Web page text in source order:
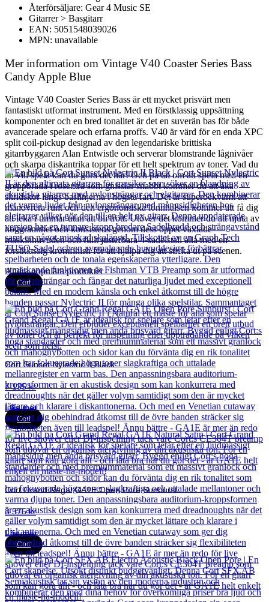
Återförsäljare: Gear 4 Music SE
Gitarrer > Basgitarr
EAN: 5051548039026
MPN: unavailable
Mer information om Vintage V40 Coaster Series Bass
Candy Apple Blue
Vintage V40 Coaster Series Bass är ett mycket prisvärt men
fantastiskt utformat instrument. Med en förstklassig uppsättning
komponenter och en bred tonalitet är det en suverän bas för både
avancerade spelare och erfarna proffs. V40 är värd för en enda XPC
split coil-pickup designad av den legendariske brittiska
gitarrbyggaren Alan Entwistle och serverar blomstrande lågnivåer
och skarpa diskantrika toppar för ett helt spektrum av toner. Vad du
än vill spela kan du göra det här! Och på tal om att spela med en
greppbräda i rosenträ som gnisslar snabbt kommer du att åka
skridskor längs baslinjerna i högsta fart. Det är superbekvämt att
manövrera runt och den ergonomiska lönnhalsen kommer att få dig
att leka i timmar utan att bli trött. Utöver det kommer du att njuta av
noggrannhet och konsistens genom dess öppet växlade
maskinhuvuden och fullt justerbara 4-sadelstall alla med en
förstklassig kromfinish för att hjälpa dig att sticka ut på scenen.
Andra populära produkter
Cort
Cort Sunset Nylectric II Black
7 135kr
Läs mer
Cort
Cort Grand Regal GA1E Open Pore Sunburst
3 575kr
Läs mer
Cort